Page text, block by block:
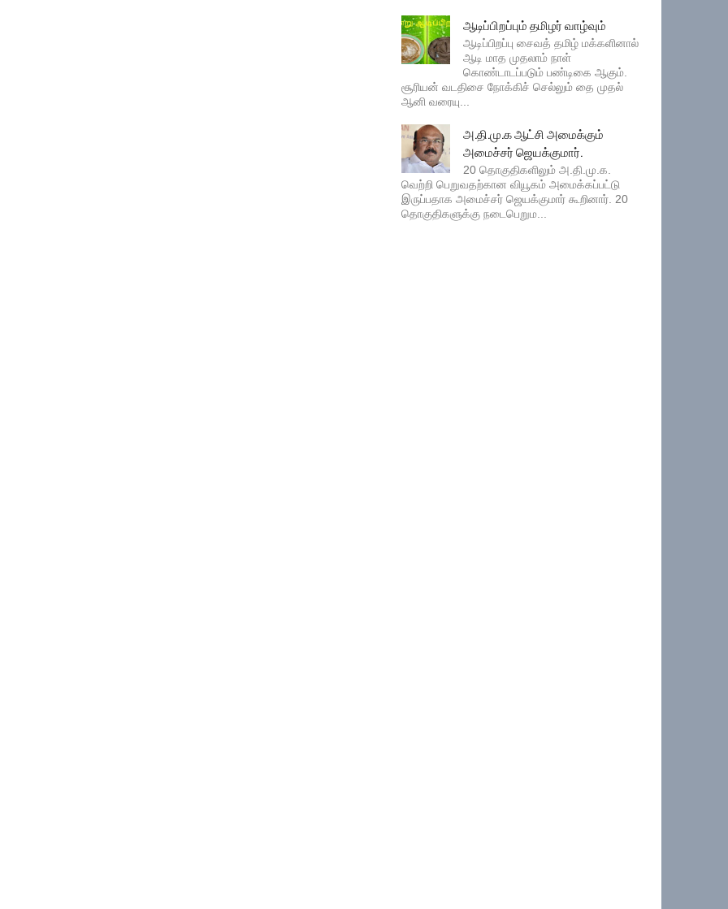
ஆடிப்பிறப்பும் தமிழர் வாழ்வும்
ஆடிப்பிறப்பு சைவத் தமிழ் மக்களினால்
ஆடி மாத முதலாம் நாள்
கொண்டாடப்படும் பண்டிகை ஆகும்.
சூரியன் வடதிசை நோக்கிச் செல்லும் தை முதல்
ஆனி வரையு...
அ.தி.மு.க ஆட்சி அமைக்கும்
அமைச்சர் ஜெயக்குமார்.
20 தொகுதிகளிலும் அ.தி.மு.க.
வெற்றி பெறுவதற்கான வியூகம் அமைக்கப்பட்டு
இருப்பதாக அமைச்சர் ஜெயக்குமார் கூறினார். 20
தொகுதிகளுக்கு நடைபெறும...